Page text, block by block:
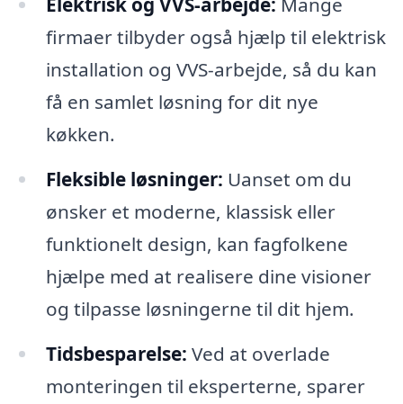
firmaer tilbyder også hjælp til elektrisk
installation og VVS-arbejde, så du kan
få en samlet løsning for dit nye
køkken.
Fleksible løsninger: Uanset om du
ønsker et moderne, klassisk eller
funktionelt design, kan fagfolkene
hjælpe med at realisere dine visioner
og tilpasse løsningerne til dit hjem.
Tidsbesparelse: Ved at overlade
monteringen til eksperterne, sparer